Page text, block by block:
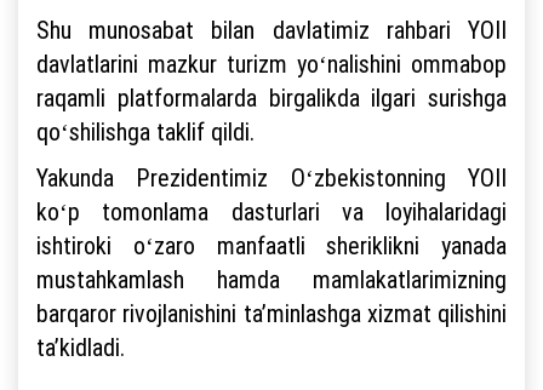
Shu munosabat bilan davlatimiz rahbari YOII
davlatlarini mazkur turizm yoʻnalishini ommabop
raqamli platformalarda birgalikda ilgari surishga
qoʻshilishga taklif qildi.
Yakunda Prezidentimiz Oʻzbekistonning YOII
koʻp tomonlama dasturlari va loyihalaridagi
ishtiroki oʻzaro manfaatli sheriklikni yanada
mustahkamlash hamda mamlakatlarimizning
barqaror rivojlanishini taʼminlashga xizmat qilishini
taʼkidladi.